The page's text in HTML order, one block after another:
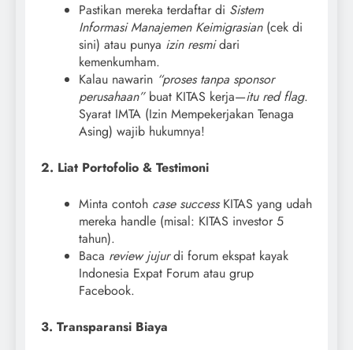
Pastikan mereka terdaftar di Sistem
Informasi Manajemen Keimigrasian(cek di
sini) atau punya izin resmidari
kemenkumham.
Kalau nawarin “proses tanpa sponsor
perusahaan”buat KITAS kerja—itu red flag.
Syarat IMTA (Izin Mempekerjakan Tenaga
Asing) wajib hukumnya!
2. Liat Portofolio & Testimoni
Minta contoh case successKITAS yang udah
mereka handle (misal: KITAS investor 5
tahun).
Baca review jujurdi forum ekspat kayak
Indonesia Expat Forum atau grup
Facebook.
3. Transparansi Biaya